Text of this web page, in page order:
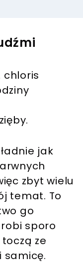
chloris
jak
zbyt wielu
temat. To
go
sporo
ze
samicę.